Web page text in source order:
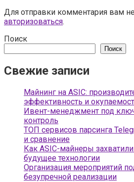
Для отправки комментария вам
авторизоваться.
Поиск
Поиск
Свежие записи
Майнинг на ASIC:
эффективность и
Ивент-менеджмент под ключ:
контроль
ТОП сервисов парсинга
и сравнение
Как ASIC-майнеры
будущее технологии
Организация мероприятий
безупречной реализации